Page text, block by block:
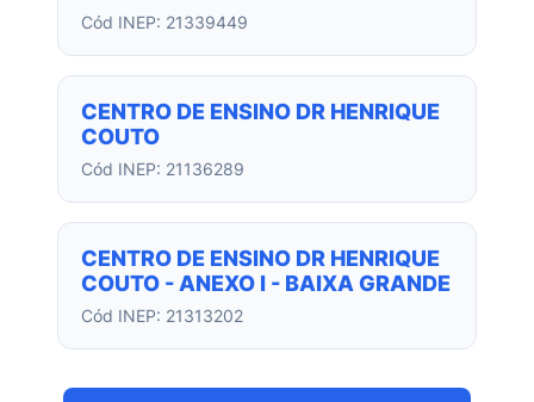
Cód INEP: 21339449
CENTRO DE ENSINO DR HENRIQUE
COUTO
Cód INEP: 21136289
CENTRO DE ENSINO DR HENRIQUE
COUTO - ANEXO I - BAIXA GRANDE
Cód INEP: 21313202